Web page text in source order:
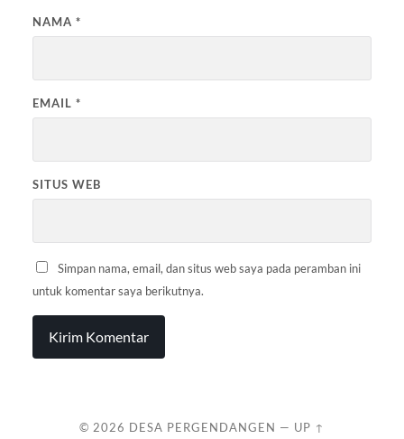
NAMA *
EMAIL *
SITUS WEB
Simpan nama, email, dan situs web saya pada peramban ini
untuk komentar saya berikutnya.
© 2026 DESA PERGENDANGEN — UP ↑